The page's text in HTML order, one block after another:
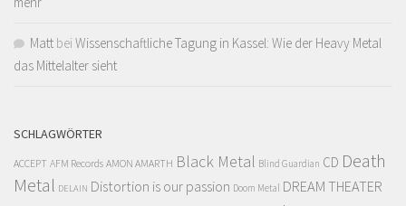
Matt bei Wissenschaftliche Tagung in Kassel: Wie der Heavy Metal
das Mittelalter sieht
SCHLAGWÖRTER
ACCEPT AFM Records AMON AMARTH Black Metal Blind Guardian CD Death
Metal DELAIN Distortion is our passion Doom Metal DREAM THEATER